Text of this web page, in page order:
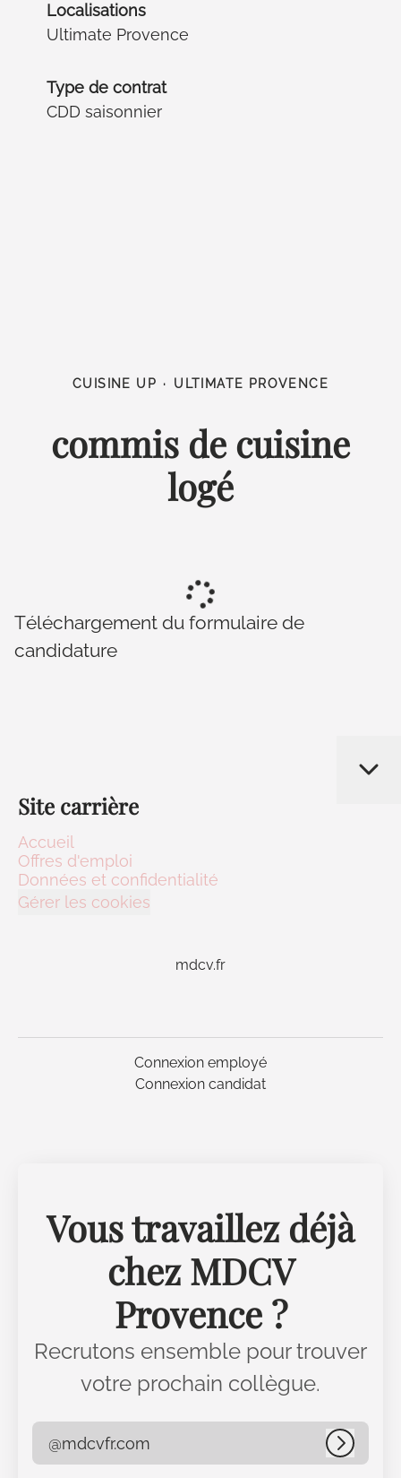
Localisations
Ultimate Provence
Type de contrat
CDD saisonnier
CUISINE UP · ULTIMATE PROVENCE
commis de cuisine
logé
Téléchargement du formulaire de
candidature
Site carrière
Accueil
Offres d'emploi
Données et confidentialité
Gérer les cookies
mdcv.fr
Connexion employé
Connexion candidat
Vous travaillez déjà
chez MDCV
Provence ?
Recrutons ensemble pour trouver
votre prochain collègue.
@mdcvfr.com